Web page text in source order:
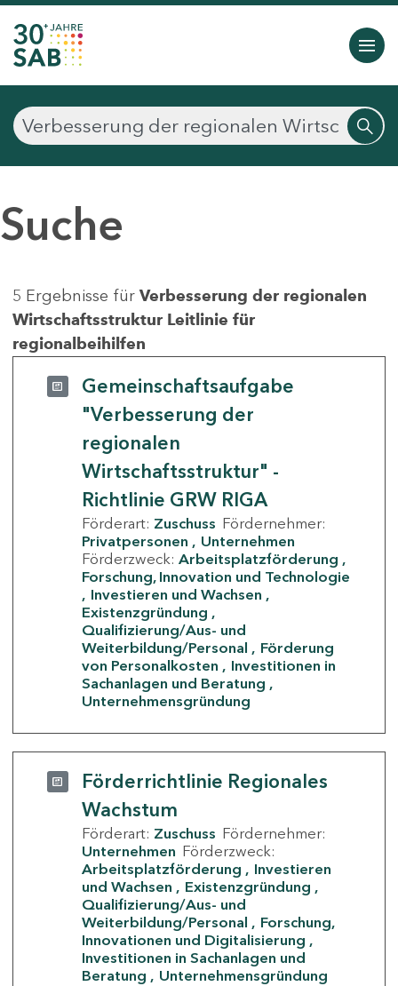
Suche
5 Ergebnisse für Verbesserung der regionalen
Wirtschaftsstruktur Leitlinie für
regionalbeihilfen
Gemeinschaftsaufgabe
"Verbesserung der
regionalen
Wirtschaftsstruktur" -
Richtlinie GRW RIGA
Förderart: Zuschuss Fördernehmer:
Privatpersonen
Unternehmen
Förderzweck: Arbeitsplatzförderung
Forschung, Innovation und Technologie
Investieren und Wachsen
Existenzgründung
Qualifizierung/Aus- und
Weiterbildung/Personal
Förderung
von Personalkosten
Investitionen in
Sachanlagen und Beratung
Unternehmensgründung
Förderrichtlinie Regionales
Wachstum
Förderart: Zuschuss Fördernehmer:
Unternehmen Förderzweck:
Arbeitsplatzförderung
Investieren
und Wachsen
Existenzgründung
Qualifizierung/Aus- und
Weiterbildung/Personal
Forschung,
Innovationen und Digitalisierung
Investitionen in Sachanlagen und
Beratung
Unternehmensgründung